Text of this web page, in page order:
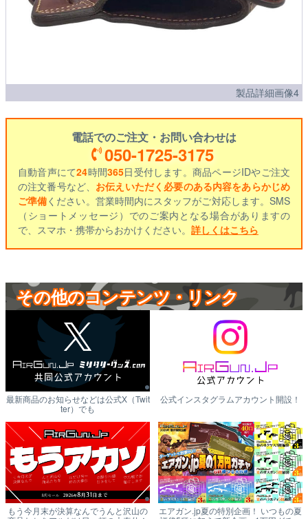
製品詳細画像4
電話でのご注文・お問い合わせは
050-1725-3175
自動音声にて24時間365日受付します。商品ページIDやご注文
の注文番号など、 お伝えいただく必要のある内容をあらかじめ
ご準備ください。営業時間内にスタッフがご対応します。SMS
（ショートメッセージ）でのご案内となる場合がありますの
で、スマホ・携帯からおかけください。 詳しくはこちら
その他のコンテンツ・リンク
最新商品のお知らせなどは公式X（Twit
ter）でも
公式インスタグラムアカウント開設！
もう今月末が決算なんでうんと沢山の
エアガン.jp夏の特別企画！ いつもの夏